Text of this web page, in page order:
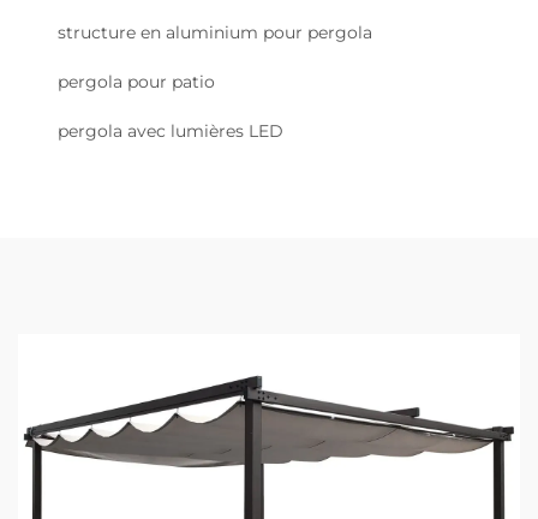
structure en aluminium pour pergola
pergola pour patio
pergola avec lumières LED